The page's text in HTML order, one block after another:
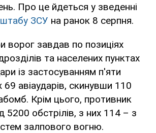
Про це йдеться у зведенні
ЗСУ на ранок 8 серпня.
ворог завдав по позиціях
та населених пунктах
із застосуванням п'яти
авіаударів, скинувши 110
Крім цього, противник
5200 обстрілів, з них 114 – з
залпового вогню.